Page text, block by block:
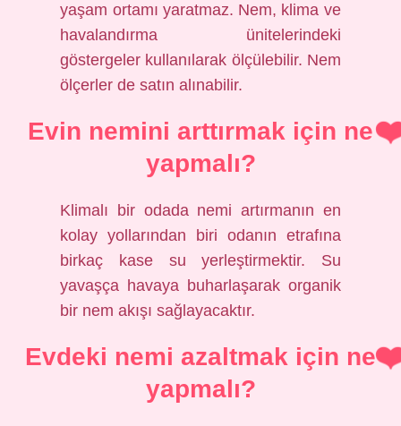
yaşam ortamı yaratmaz. Nem, klima ve
havalandırma ünitelerindeki
göstergeler kullanılarak ölçülebilir. Nem
ölçerler de satın alınabilir.
Evin nemini arttırmak için ne
yapmalı?
Klimalı bir odada nemi artırmanın en
kolay yollarından biri odanın etrafına
birkaç kase su yerleştirmektir. Su
yavaşça havaya buharlaşarak organik
bir nem akışı sağlayacaktır.
Evdeki nemi azaltmak için ne
yapmalı?